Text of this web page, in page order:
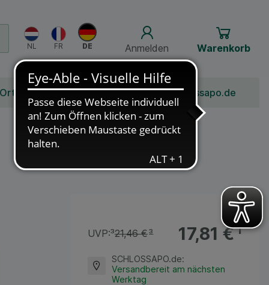
Anmelden Warenkorb
Bonusprogramm Jobs Über Schlossapo.de
17,81 €¹
UVP:³21,46 €³
SCHLOSSAPO.de:
Versandbereit am nächsten
Werktag